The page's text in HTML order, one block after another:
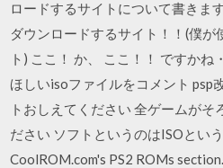
ロードするサイトについて書きま
ダウンロードするサイト！！(僕が
ト) ここ！ か、 ここ！！ ですかね
ほしいisoファイルをコメント psp
トおしえてください 全ゲームがそ
ださい ソフトというのはISOとい
CoolROM.com's PS2 ROMs